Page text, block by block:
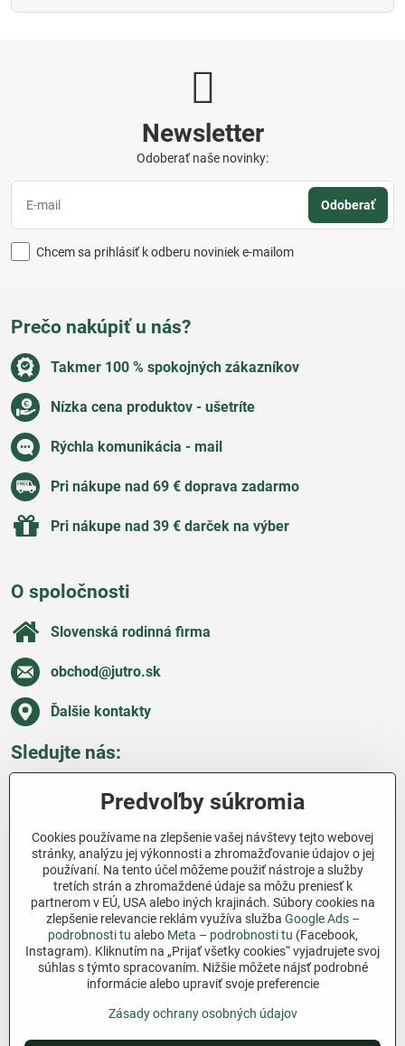
Newsletter
Odoberať naše novinky:
Odoberať
Chcem sa prihlásiť k odberu noviniek e-mailom
Prečo nakúpiť u nás?
Takmer 100 % spokojných zákazníkov
Nízka cena produktov - ušetríte
Rýchla komunikácia - mail
Pri nákupe nad 69 € doprava zadarmo
Pri nákupe nad 39 € darček na výber
O spoločnosti
Slovenská rodinná firma
obchod​@jutro​.sk
Ďalšie kontakty
Sledujte nás:
Všetko o nákupe
Ďakujeme za podporu
Sme slovenský e-shop bez dotácií​. Fungujeme len
vďaka vám – ľuďom, ktorí veria v poctivú prácu a
lásku k pôde​. Každý nákup na Jutro​.sk nám pomáha
pokračovať v tom, čo má zmysel – pomáhať
záhradkárom zadarmo a srdcom​.
©2026Copyright
Predvoľby súkromia
Cookies používame na zlepšenie vašej návštevy tejto webovej
stránky, analýzu jej výkonnosti a zhromažďovanie údajov o jej
používaní. Na tento účel môžeme použiť nástroje a služby
tretích strán a zhromaždené údaje sa môžu preniesť k
partnerom v EÚ, USA alebo iných krajinách. Súbory cookies na
zlepšenie relevancie reklám využíva služba Google Ads –
podrobnosti tu alebo Meta – podrobnosti tu (Facebook,
Instagram). Kliknutím na „Prijať všetky cookies“ vyjadrujete svoj
súhlas s týmto spracovaním. Nižšie môžete nájsť podrobné
informácie alebo upraviť svoje preferencie
Zásady ochrany osobných údajov